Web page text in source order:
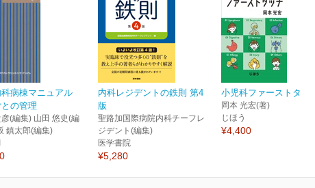
科病棟マニュアル
の管理
(編集) 山田 悠史(編
鎮太郎(編集)
内科レジデントの鉄則 第4
版
聖路加国際病院内科チーフレ
ジデント(編集)
医学書院
¥5,280
小児科ファーストタッチ
岡本 光宏(著)
じほう
¥4,400